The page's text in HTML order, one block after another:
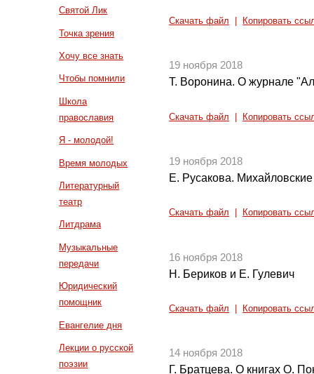
Святой Лик
Точка зрения
Хочу все знать
Чтобы помнили
Школа
православия
Я - молодой!
Время молодых
Литературный
театр
Литдрама
Музыкальные
передачи
Юридический
помощник
Евангелие дня
Лекции о русской
поэзии
Скачать файл Копировать
19 ноября 2018
Т. Воронина. О журнале
Скачать файл Копировать
19 ноября 2018
Е. Русакова.
Скачать файл Копировать
16 ноября 2018
Н. Бериков и Е. Гулевич
Скачать файл Копировать
14 ноября 2018
Г. Братцева. О книгах О.